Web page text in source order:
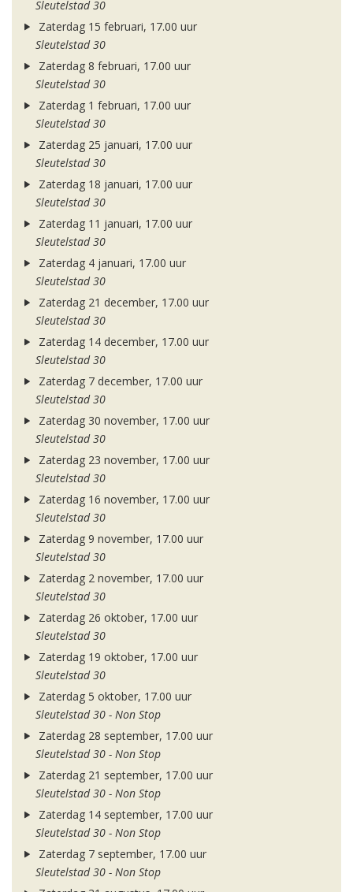
Sleutelstad 30
Zaterdag 15 februari, 17.00 uur
Sleutelstad 30
Zaterdag 8 februari, 17.00 uur
Sleutelstad 30
Zaterdag 1 februari, 17.00 uur
Sleutelstad 30
Zaterdag 25 januari, 17.00 uur
Sleutelstad 30
Zaterdag 18 januari, 17.00 uur
Sleutelstad 30
Zaterdag 11 januari, 17.00 uur
Sleutelstad 30
Zaterdag 4 januari, 17.00 uur
Sleutelstad 30
Zaterdag 21 december, 17.00 uur
Sleutelstad 30
Zaterdag 14 december, 17.00 uur
Sleutelstad 30
Zaterdag 7 december, 17.00 uur
Sleutelstad 30
Zaterdag 30 november, 17.00 uur
Sleutelstad 30
Zaterdag 23 november, 17.00 uur
Sleutelstad 30
Zaterdag 16 november, 17.00 uur
Sleutelstad 30
Zaterdag 9 november, 17.00 uur
Sleutelstad 30
Zaterdag 2 november, 17.00 uur
Sleutelstad 30
Zaterdag 26 oktober, 17.00 uur
Sleutelstad 30
Zaterdag 19 oktober, 17.00 uur
Sleutelstad 30
Zaterdag 5 oktober, 17.00 uur
Sleutelstad 30 - Non Stop
Zaterdag 28 september, 17.00 uur
Sleutelstad 30 - Non Stop
Zaterdag 21 september, 17.00 uur
Sleutelstad 30 - Non Stop
Zaterdag 14 september, 17.00 uur
Sleutelstad 30 - Non Stop
Zaterdag 7 september, 17.00 uur
Sleutelstad 30 - Non Stop